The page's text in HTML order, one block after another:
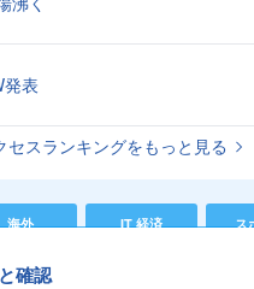
表
セスランキングをもっと見る
海外 IT 経済 ス
確認